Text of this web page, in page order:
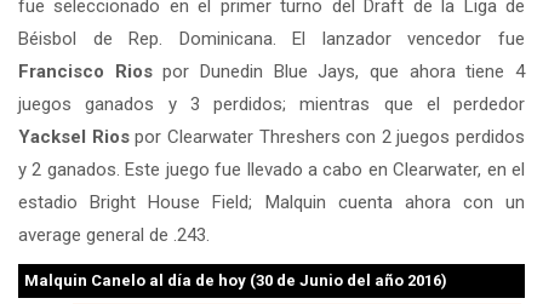
fue seleccionado en el primer turno del Draft de la Liga de
Béisbol de Rep. Dominicana. El lanzador vencedor fue
Francisco Riospor Dunedin Blue Jays, que ahora tiene 4
juegos ganados y 3 perdidos; mientras que el perdedor
Yacksel Riospor Clearwater Threshers con 2 juegos perdidos
y 2 ganados. Este juego fue llevado a cabo en Clearwater, en el
estadio Bright House Field; Malquin cuenta ahora con un
average general de .243.
Malquin Canelo al día de hoy (30 de Junio del año 2016)